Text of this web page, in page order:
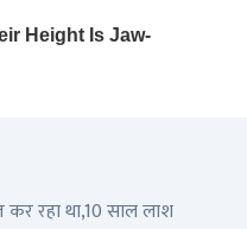
रहा था,10 साल लाश